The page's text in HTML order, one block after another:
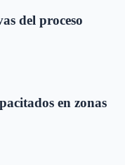
del proceso
en zonas